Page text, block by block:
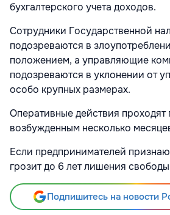
бухгалтерского учета доходов.
Сотрудники Государственной
подозреваются в
положением, а управляющие
подозреваются в уклонении от
особо крупных размерах.
Оперативные действия проходят
возбужденным несколько
Если предпринимателей
грозит до 6 лет лишения
Подпишитесь на новости